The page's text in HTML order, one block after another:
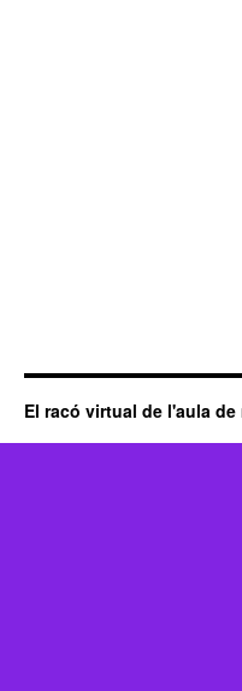
El racó virtual de l'aula